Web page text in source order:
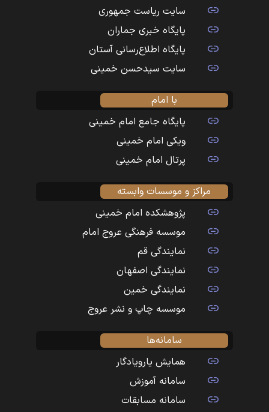
سایت ریاست جمهوری
پایگاه خبری جماران
پایگاه اطلاع‌رسانی آستان
سایت سیدحسن خمینی
با امام
پایگاه جامع امام خمینی
ویکی امام خمینی
پرتال امام خمینی
مراکز و موسسات وابسته
پژوهشکده امام خمینی
موسسه فرهنگی عروج امام
نمایندگی قم
نمایندگی اصفهان
نمایندگی خمین
موسسه چاپ و نشر عروج
سامانه‌ها
همایش یارویادگار
سامانه آموزش
سامانه مسابقات